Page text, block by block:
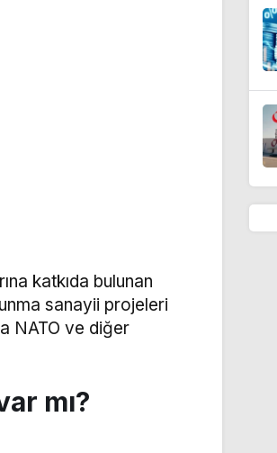
katkıda bulunan
sanayii projeleri
NATO ve diğer
mı?